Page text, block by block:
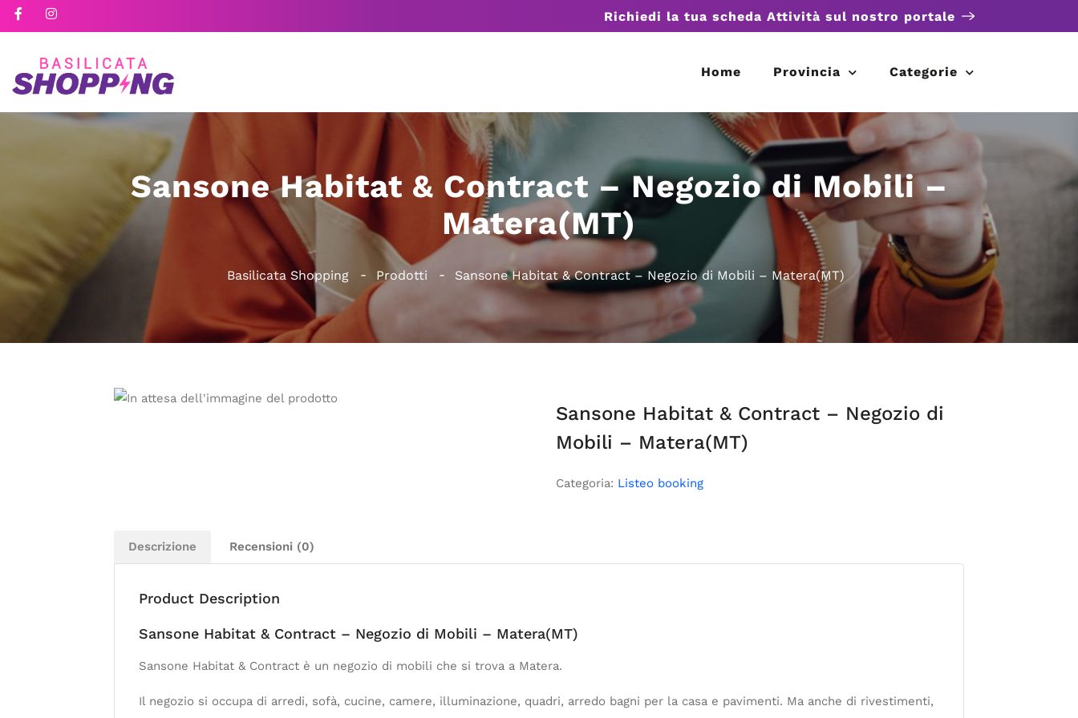
Richiedi la tua scheda Attività sul nostro portale
Home Provincia Categorie
Sansone Habitat & Contract – Negozio di Mobili –
Matera(MT)
Basilicata Shopping Prodotti Sansone Habitat & Contract – Negozio di Mobili – Matera(MT)
Sansone Habitat & Contract – Negozio di
Mobili – Matera(MT)
Categoria: Listeo booking
Descrizione Recensioni (0)
Product Description
Sansone Habitat & Contract – Negozio di Mobili – Matera(MT)
Sansone Habitat & Contract è un negozio di mobili che si trova a Matera.
Il negozio si occupa di arredi, sofà, cucine, camere, illuminazione, quadri, arredo bagni per la casa e pavimenti. Ma anche di rivestimenti,